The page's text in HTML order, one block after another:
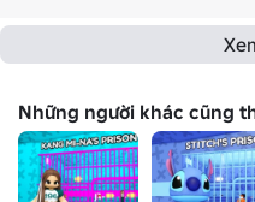
Những người khác cũng